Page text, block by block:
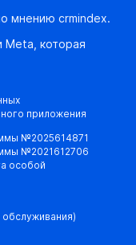
мнению crmindex.
Meta, которая
приложения
№2025614871
№2021612706
особой